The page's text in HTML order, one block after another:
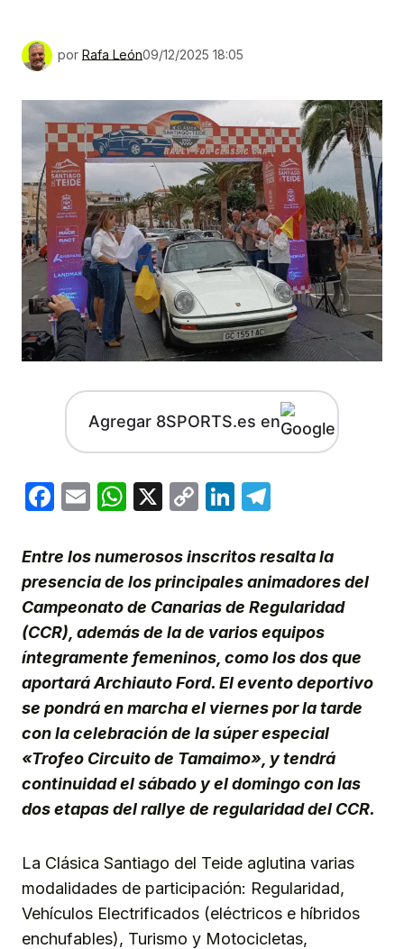
por Rafa León09/12/2025 18:05
Agregar 8SPORTS.es en
Facebook
EmailWhatsApp
X
CopyLinkedIn
Entre los numerosos inscritos resalta la
presencia de los principales animadores del
Campeonato de Canarias de Regularidad
(CCR), además de la de varios equipos
íntegramente femeninos, como los dos que
aportará Archiauto Ford. El evento deportivo
se pondrá en marcha el viernes por la tarde
con la celebración de la súper especial
«Trofeo Circuito de Tamaimo», y tendrá
continuidad el sábado y el domingo con las
dos etapas del rallye de regularidad del CCR.
La Clásica Santiago del Teide aglutina varias
modalidades de participación: Regularidad,
Vehículos Electrificados (eléctricos e híbridos
enchufables), Turismo y Motocicletas,